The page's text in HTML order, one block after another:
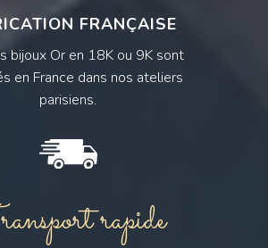
FRANÇAISE
bijoux Or en 18K ou 9K sont
en France dans nos ateliers
parisiens.
rapide